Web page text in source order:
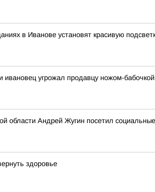
в Иванове установят красивую
ивановец угрожал продавцу ножом-бабочкой
области Андрей Жугин посетил
здоровье